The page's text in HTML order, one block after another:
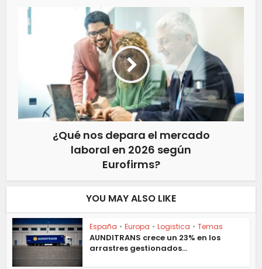
¿Qué nos depara el mercado
laboral en 2026 según
Eurofirms?
YOU MAY ALSO LIKE
España • Europa • Logistica • Temas
AUNDITRANS crece un 23% en los
arrastres gestionados...